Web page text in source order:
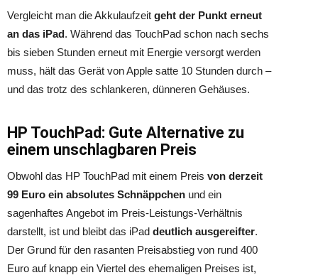
Vergleicht man die Akkulaufzeit geht der Punkt erneut
an das iPad. Während das TouchPad schon nach sechs
bis sieben Stunden erneut mit Energie versorgt werden
muss, hält das Gerät von Apple satte 10 Stunden durch –
und das trotz des schlankeren, dünneren Gehäuses.
HP TouchPad: Gute Alternative zu
einem unschlagbaren Preis
Obwohl das HP TouchPad mit einem Preis von derzeit
99 Euro ein absolutes Schnäppchen und ein
sagenhaftes Angebot im Preis-Leistungs-Verhältnis
darstellt, ist und bleibt das iPad deutlich ausgereifter.
Der Grund für den rasanten Preisabstieg von rund 400
Euro auf knapp ein Viertel des ehemaligen Preises ist,